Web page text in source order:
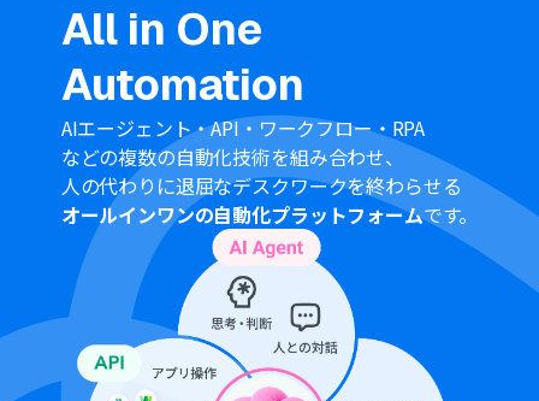
All in One
Automation
AIエージェント・API・ワークフロー・RPA
などの複数の自動化技術を組み合わせ、
人の代わりに退屈なデスクワークを終わらせる
オールインワンの自動化プラットフォームです。